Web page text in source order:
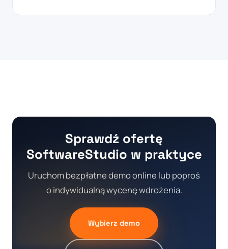
Sprawdź ofertę
SoftwareStudio w praktyce
Uruchom bezpłatne demo online lub poproś
o indywidualną wycenę wdrożenia.
Wybierz demo